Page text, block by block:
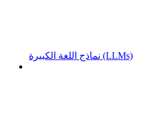
نماذج اللغة الكبيرة (LLMs)